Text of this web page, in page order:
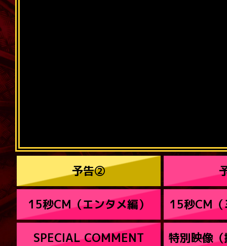
予告②
15秒CM（エンタメ編） 15秒CM（
SPECIAL COMMENT 特別映像